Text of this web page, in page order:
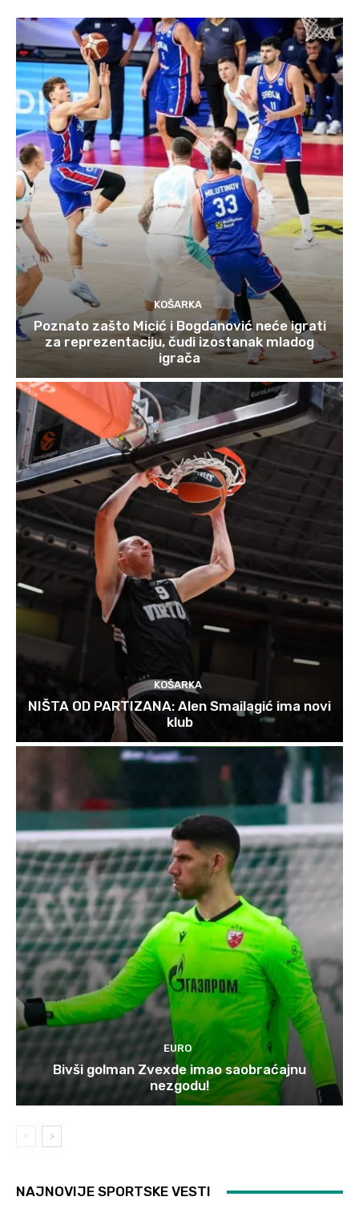
KOŠARKA
Poznato zašto Micić i Bogdanović neće igrati
za reprezentaciju, čudi izostanak mladog
igrača
KOŠARKA
NIŠTA OD PARTIZANA: Alen Smailagić ima novi
klub
EURO
Bivši golman Zvexde imao saobraćajnu
nezgodu!
NAJNOVIJE SPORTSKE VESTI